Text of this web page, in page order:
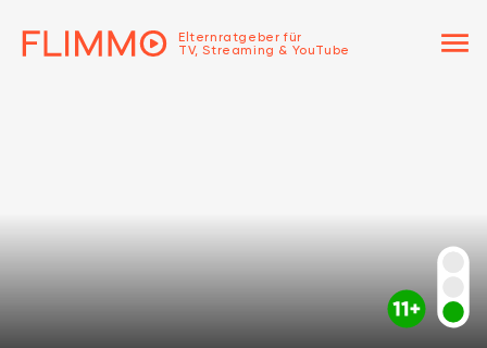
Elternratgeber für
TV, Streaming & YouTube
menu